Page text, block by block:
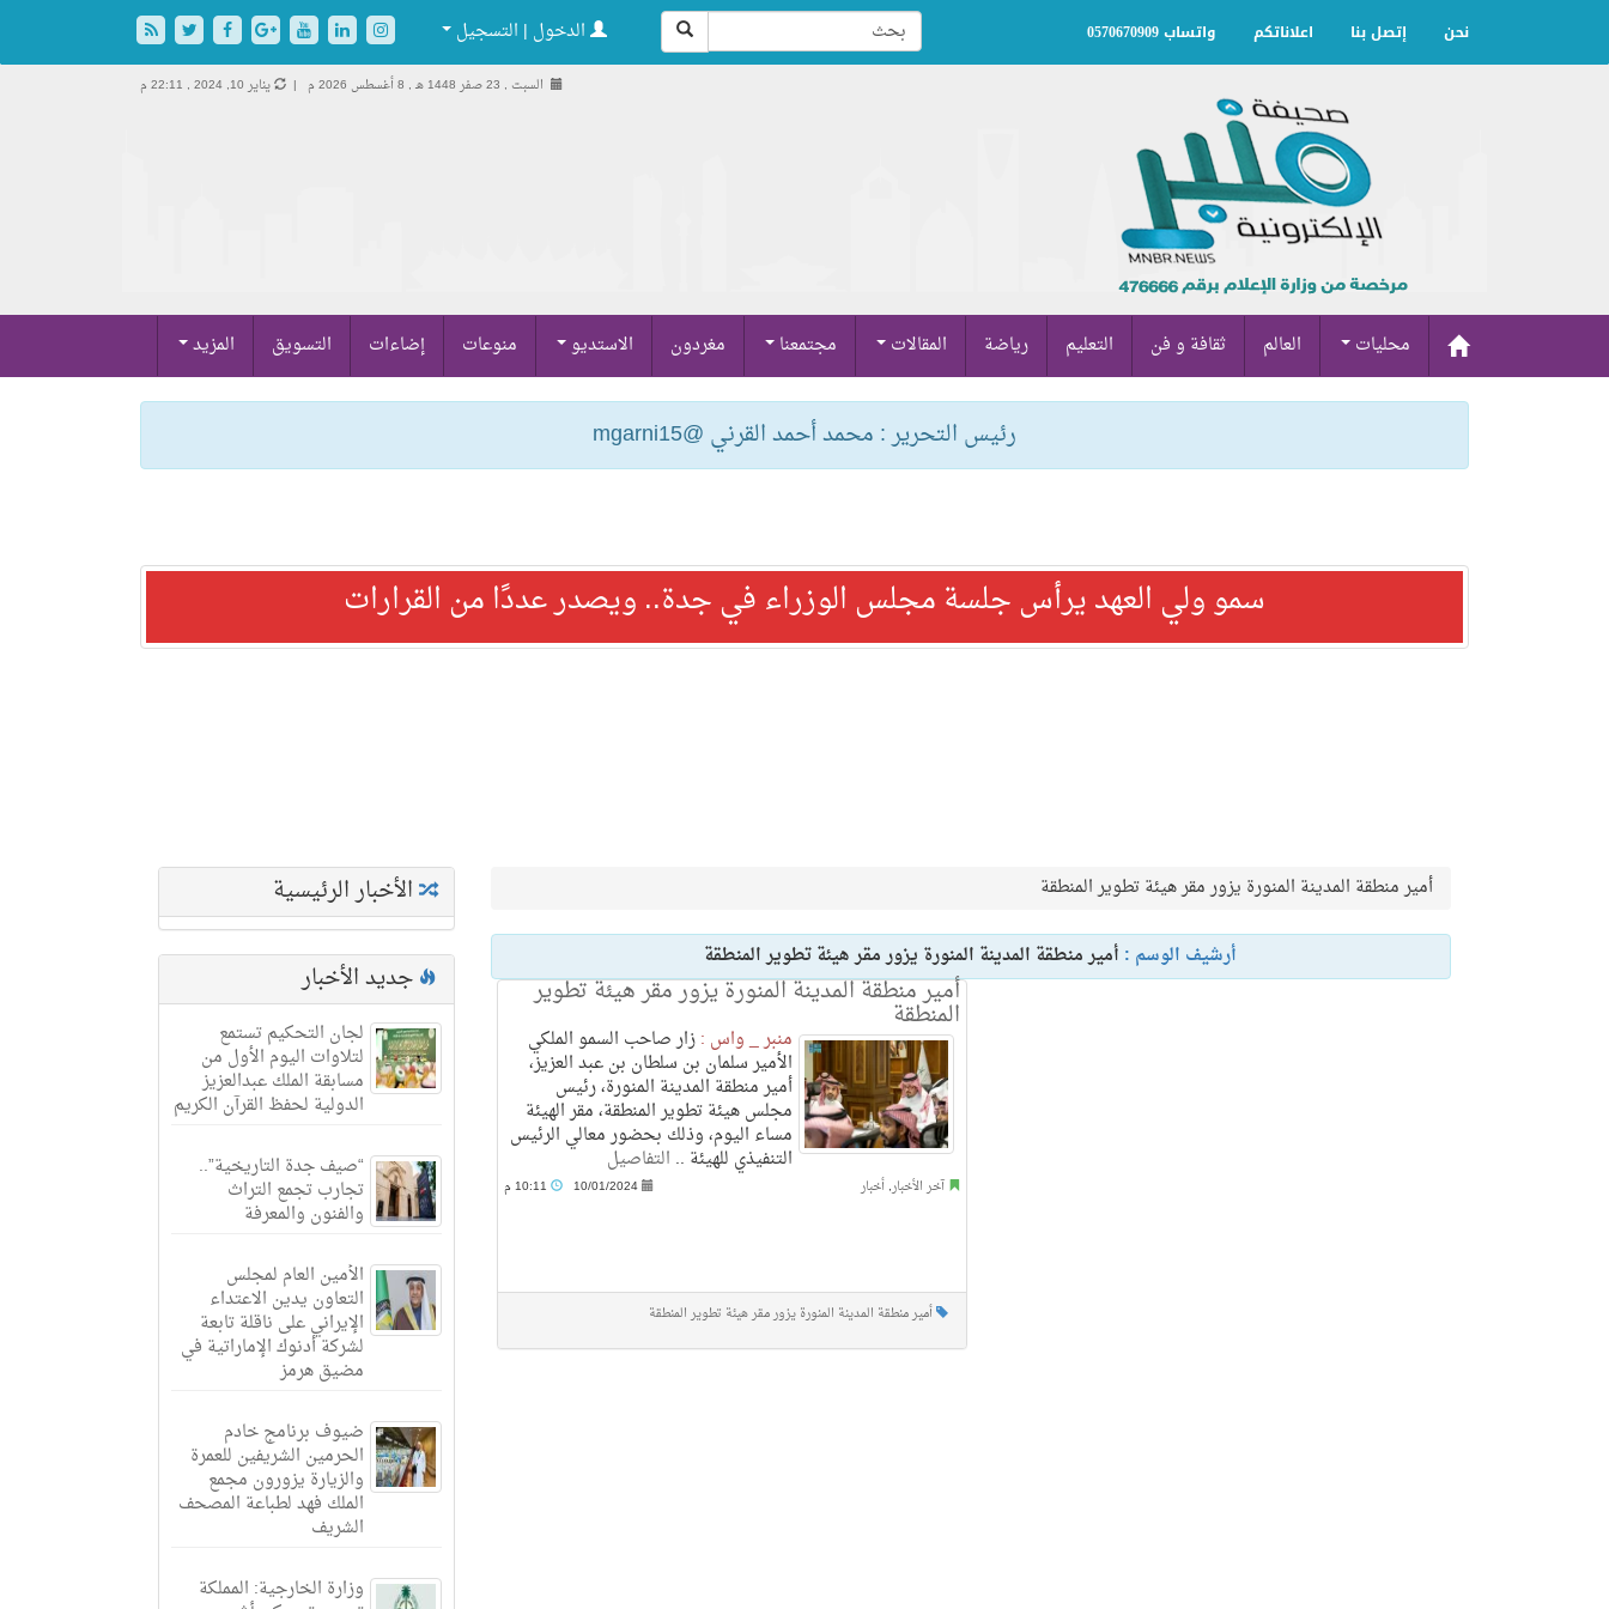
نحن إتصل بنا اعلاناتكم واتساب 0570670909 الدخول | التسجيل
السبت , 23 صفر 1448 هـ , 8 أغسطس 2026 م | يناير 10, 2024 , 22:11 م
محليات العالم ثقافة و فن التعليم رياضة المقالات مجتمعنا مغردون الاستديو منوعات إضاءات التسويق المزيد
رئيس التحرير : محمد أحمد القرني @mgarni15
سمو ولي العهد يرأس جلسة مجلس الوزراء في جدة.. ويصدر عددًا من القرارات
الأخبار الرئيسية
جديد الأخبار
لجان التحكيم تستمع
لتلاوات اليوم الأول من
مسابقة الملك عبدالعزيز
الدولية لحفظ القرآن الكريم
“صيف جدة التاريخية”..
تجارب تجمع التراث
والفنون والمعرفة
الأمين العام لمجلس
التعاون يدين الاعتداء
الإيراني على ناقلة تابعة
لشركة أدنوك الإماراتية في
مضيق هرمز
ضيوف برنامج خادم
الحرمين الشريفين للعمرة
والزيارة يزورون مجمع
الملك فهد لطباعة المصحف
الشريف
وزارة الخارجية: المملكة
أمير منطقة المدينة المنورة يزور مقر هيئة تطوير المنطقة
أرشيف الوسم : أمير منطقة المدينة المنورة يزور مقر هيئة تطوير المنطقة
أمير منطقة المدينة المنورة يزور مقر هيئة تطوير
المنطقة
منبر _ واس :‎زار صاحب السمو الملكي
الأمير سلمان بن سلطان بن عبد العزيز،
أمير منطقة المدينة المنورة، رئيس
مجلس هيئة تطوير المنطقة، مقر الهيئة
مساء اليوم، وذلك بحضور معالي الرئيس
التنفيذي للهيئة .. التفاصيل
آخر الأخبار,أخبار 10/01/2024
أمير منطقة المدينة المنورة يزور مقر هيئة تطوير المنطقة